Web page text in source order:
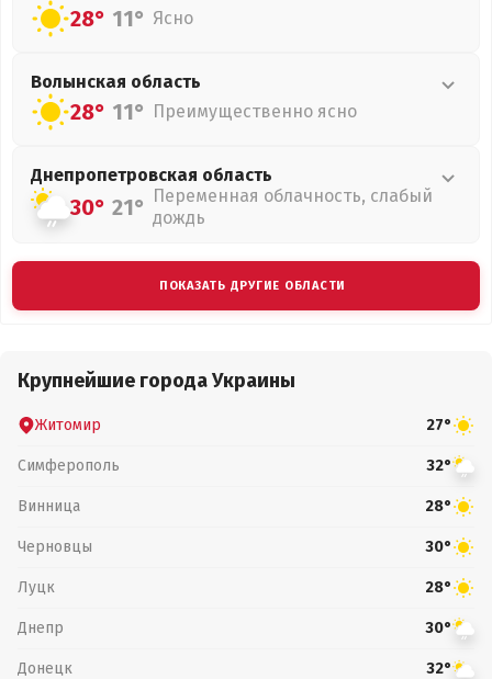
28° 11° Ясно
Волынская область
28° 11° Преимущественно ясно
Днепропетровская область
30° 21° Переменная облачность, слабый
дождь
ПОКАЗАТЬ ДРУГИЕ ОБЛАСТИ
Крупнейшие города Украины
Житомир 27°
Симферополь 32°
Винница 28°
Черновцы 30°
Луцк 28°
Днепр 30°
Донецк 32°